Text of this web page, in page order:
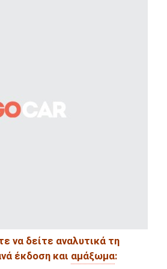
να δείτε αναλυτικά τη
έκδοση και αμάξωμα: